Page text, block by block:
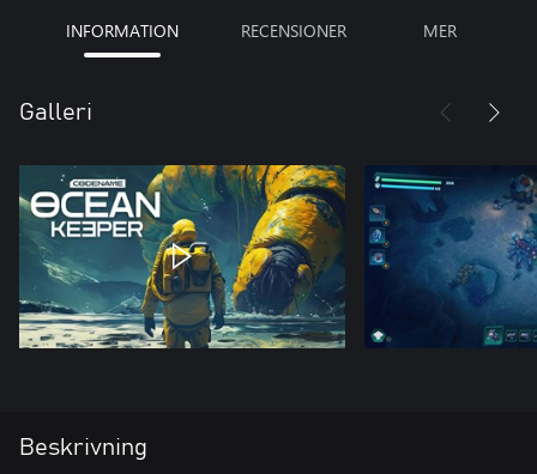
INFORMATION RECENSIONER MER
Galleri
Beskrivning